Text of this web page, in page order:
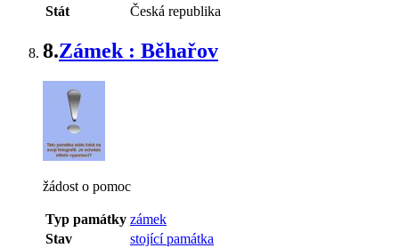
Stát
Česká republika
8.Zámek : Běhařov
žádost o pomoc
Typ památky zámek
Stav
stojící památka